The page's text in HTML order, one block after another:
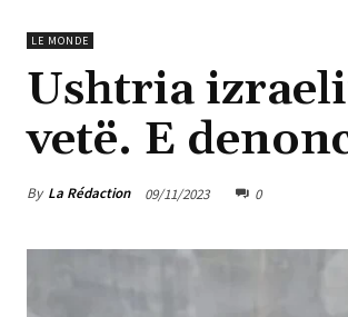
LE MONDE
Ushtria
vetë. E
By La Rédaction 09/11/2023 0